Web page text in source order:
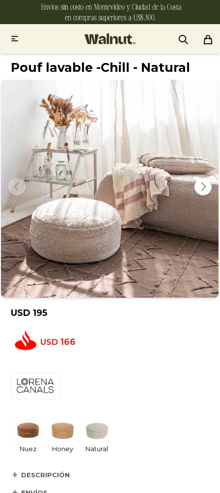

Pouf lavable -Chill - Natural
USD 195
USD 166
Nuez Honey Natural
DESCRIPCIÓN